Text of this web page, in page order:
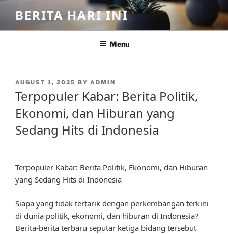
content
BERITA HARI INI
Menu
POSTED
AUGUST 1, 2025 BY ADMIN
Terpopuler Kabar: Berita Politik,
Ekonomi, dan Hiburan yang
Sedang Hits di Indonesia
Terpopuler Kabar: Berita Politik, Ekonomi, dan Hiburan
yang Sedang Hits di Indonesia
Siapa yang tidak tertarik dengan perkembangan terkini
di dunia politik, ekonomi, dan hiburan di Indonesia?
Berita-berita terbaru seputar ketiga bidang tersebut